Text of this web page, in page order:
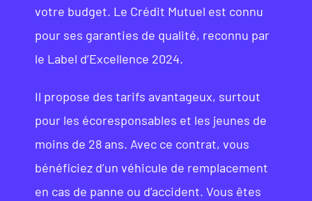
votre budget. Le Crédit Mutuel est connu
pour ses garanties de qualité, reconnu par
le Label d’Excellence 2024.
Il propose des tarifs avantageux, surtout
pour les écoresponsables et les jeunes de
moins de 28 ans. Avec ce contrat, vous
bénéficiez d’un véhicule de remplacement
en cas de panne ou d’accident. Vous êtes